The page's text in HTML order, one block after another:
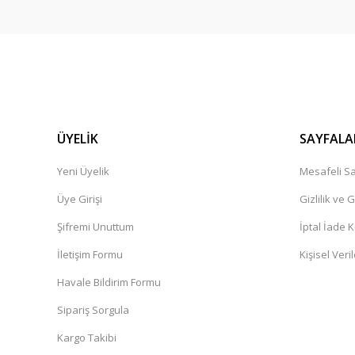
ÜYELİK
Yeni Üyelik
Üye Girişi
Şifremi Unuttum
İletişim Formu
Havale Bildirim Formu
Sipariş Sorgula
Kargo Takibi
Mesafeli
Gizlilik ve
İptal İade
Kişisel